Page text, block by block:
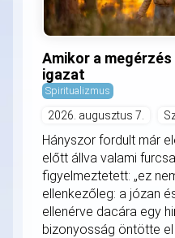
Amikor a
igazat
Spiritualizmus
2026. augusztus 7.
Hányszor fordult már
előtt állva valami
figyelmeztetett: „ez
ellenkezőleg: a józan
ellenérve dacára egy
bizonyosság öntötte el